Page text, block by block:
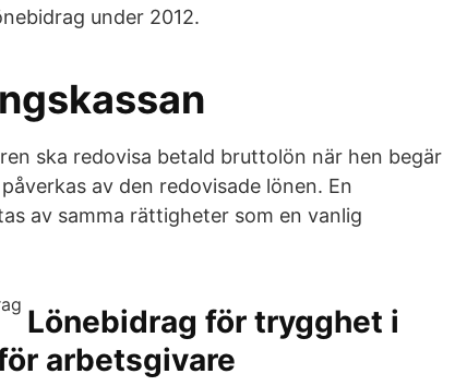
under 2012.
ska redovisa betald bruttolön när hen begär
av den redovisade lönen. En
av samma rättigheter som en vanlig
Lönebidrag för trygghet i
arbetsgivare